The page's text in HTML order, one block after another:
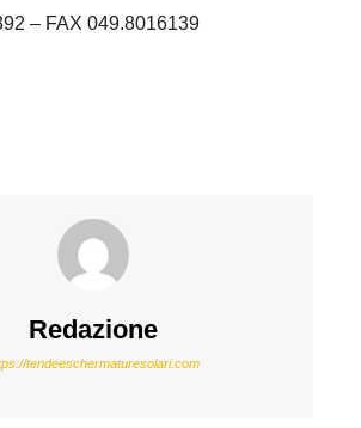
– FAX 049.8016139
Redazione
tendeeschermaturesolari.com